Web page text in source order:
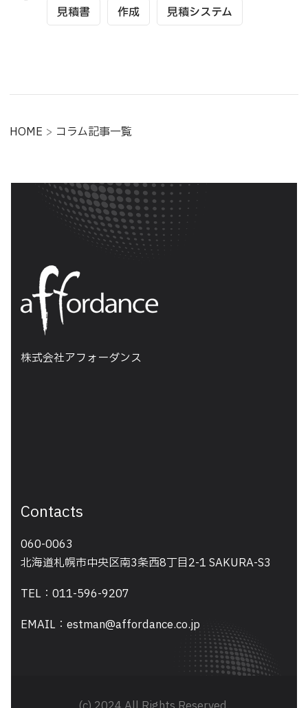
見積書 作成 見積システム
HOME > コラム記事一覧
株式会社アフォーダンス
Contacts
060-0063
北海道札幌市中央区南3条西8丁目2-1 SAKURA-S3
TEL：011-596-9207
EMAIL：estman@affordance.co.jp